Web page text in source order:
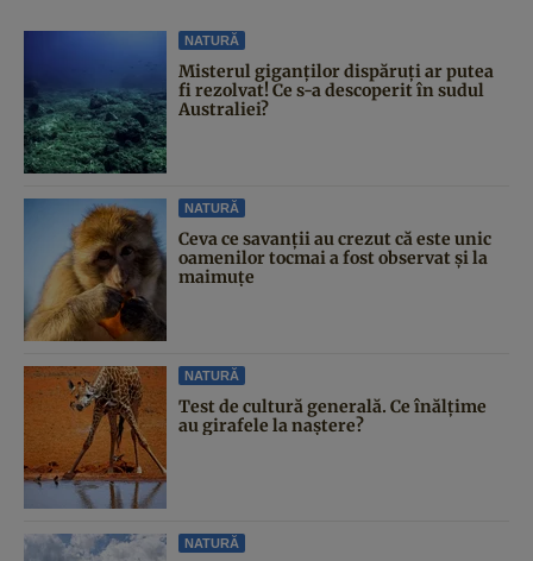
NATURĂ
Misterul giganților dispăruți ar putea
fi rezolvat! Ce s-a descoperit în sudul
Australiei?
NATURĂ
Ceva ce savanții au crezut că este unic
oamenilor tocmai a fost observat și la
maimuțe
NATURĂ
Test de cultură generală. Ce înălțime
au girafele la naștere?
NATURĂ